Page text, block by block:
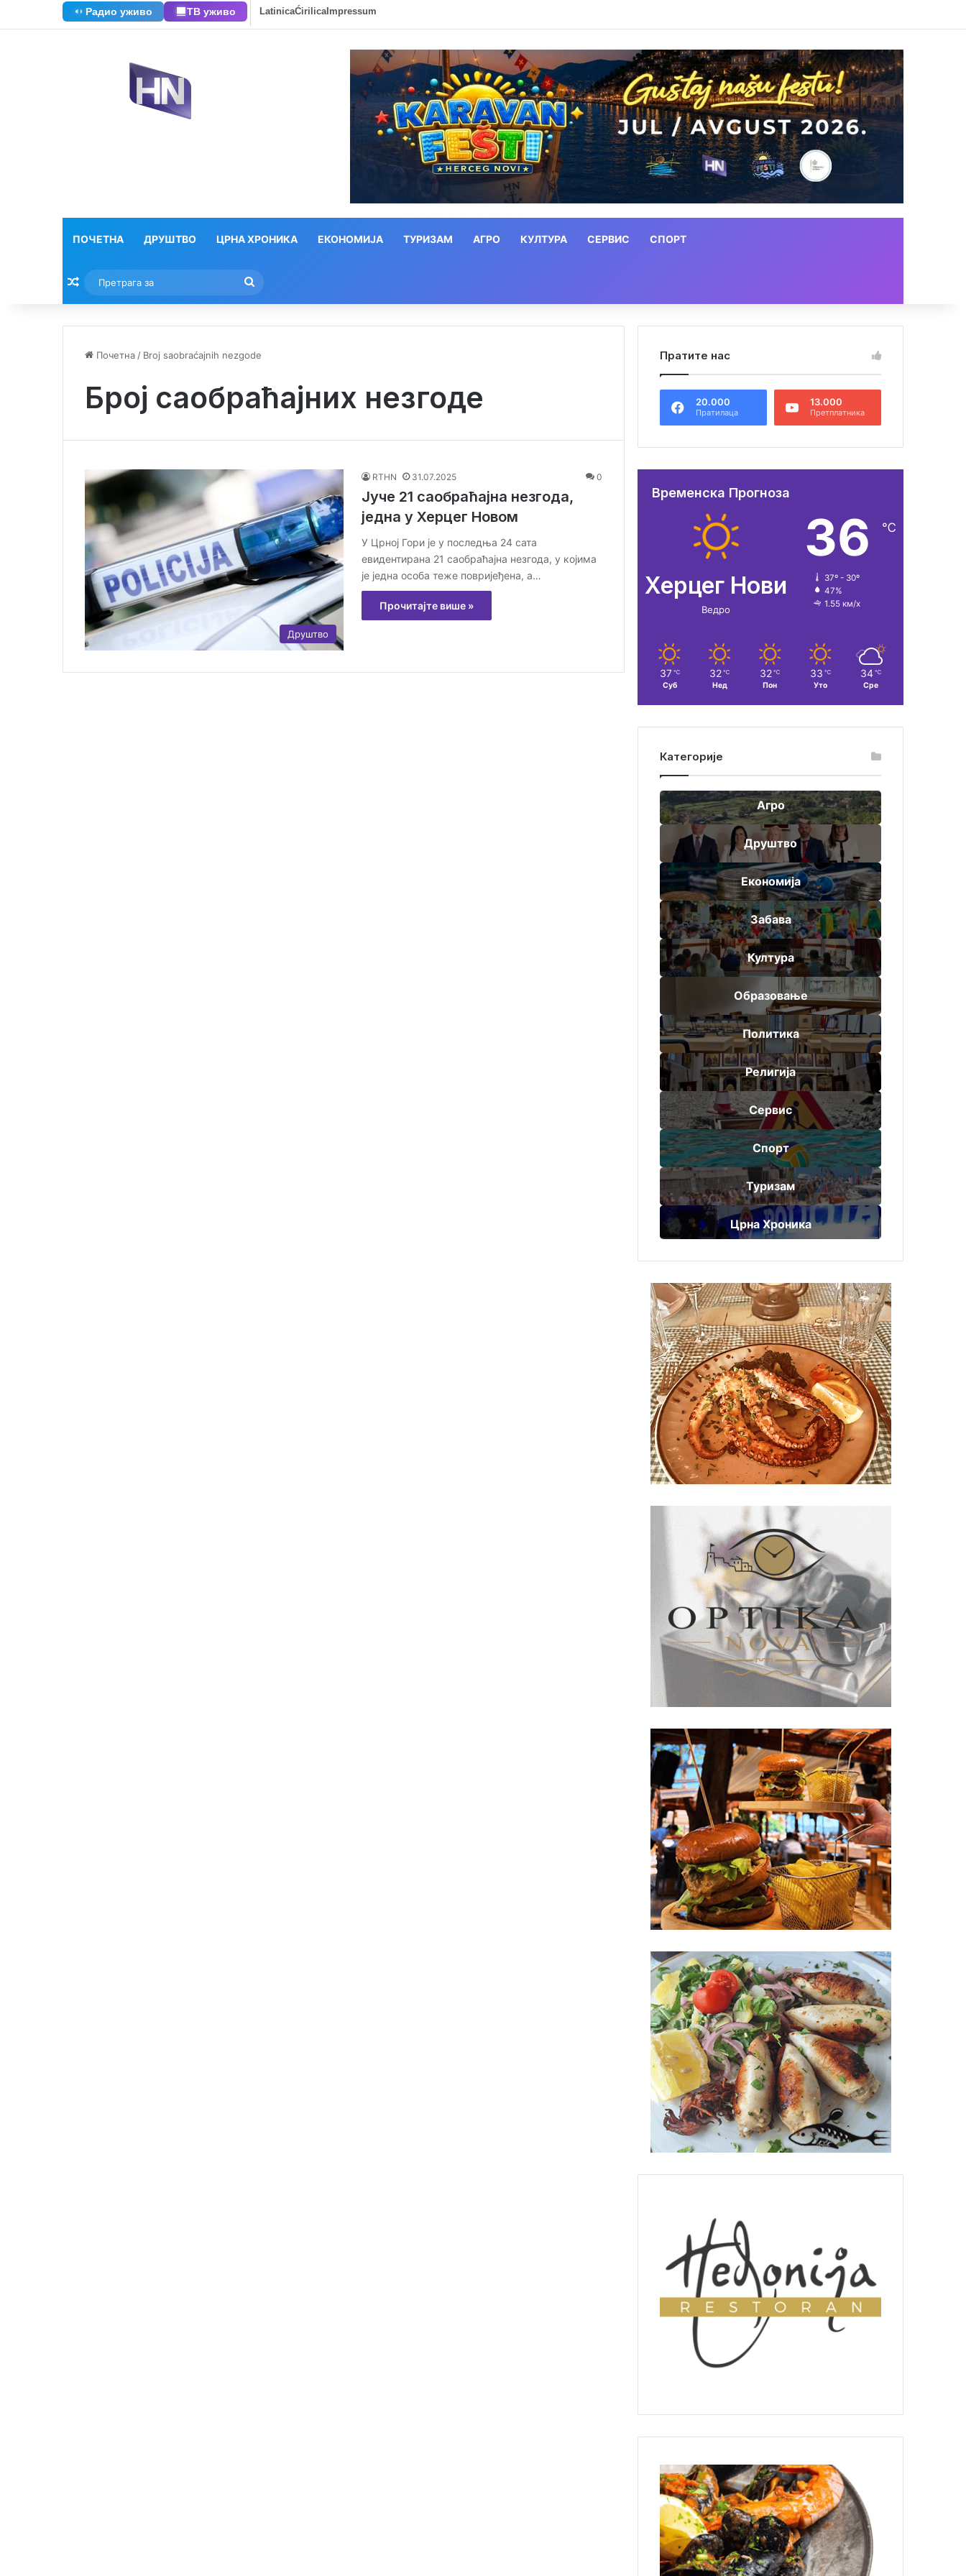
Радио уживо ТВ уживо LatinicaĆirilicaImpressum
ПОЧЕТНА ДРУШТВО ЦРНА ХРОНИКА ЕКОНОМИЈА ТУРИЗАМ АГРО КУЛТУРА СЕРВИС СПОРТ
Насумични текстови
за
Почетна / Broj saobraćajnih nezgode
Број саобраћајних незгоде
Друштво
RTHN 31.07.2025 0
Јуче 21 саобраћајна незгода,
једна у Херцег Новом
У Црној Гори је у последња 24 сата
евидентирана 21 саобраћајна незгода, у којима
је једна особа теже повријеђена, а…
Прочитајте више »
Пратите нас
20.000
Пратилаца
13.000
Претплатника
Временска Прогноза
Херцег Нови
Ведро
36 ℃
37º - 30º
47%
1.55 км/х
37 ℃
Суб
32 ℃
Нед
32 ℃
Пон
33 ℃
Уто
34 ℃
Сре
Категорије
Агро
Друштво
Економија
Забава
Култура
Образовање
Политика
Религија
Сервис
Спорт
Туризам
Црна Хроника